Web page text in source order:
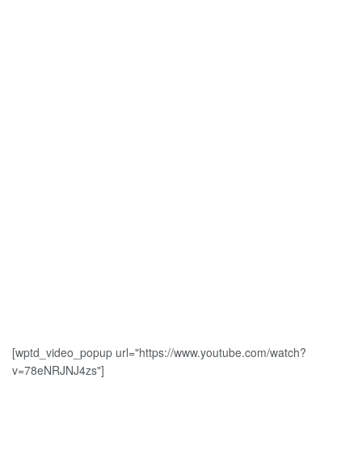
[wptd_video_popup url="https://www.youtube.com/watch?
v=78eNRJNJ4zs"]